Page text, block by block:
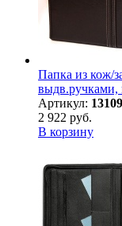
Папка из кож/
выдв.ручками,
Артикул:
2 922 руб.
В корзину